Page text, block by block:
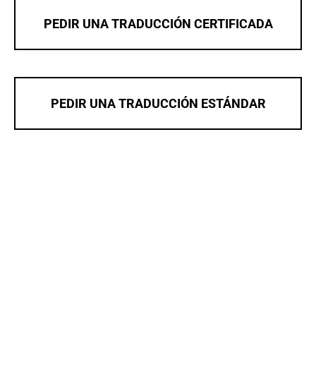
PEDIR UNA TRADUCCIÓN CERTIFICADA
PEDIR UNA TRADUCCIÓN ESTÁNDAR